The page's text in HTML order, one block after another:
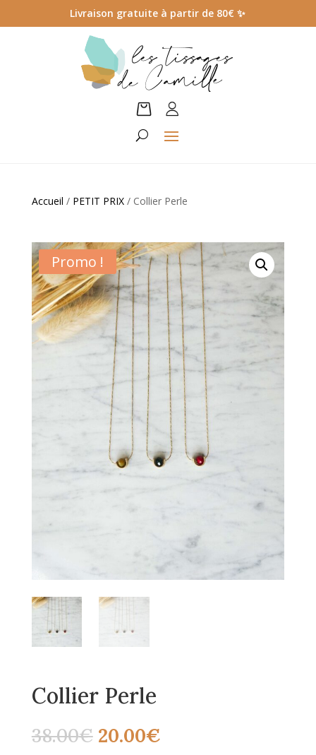
Livraison gratuite à partir de 80€✨
Accueil / PETIT PRIX/ Collier Perle
Promo !
Collier Perle
38.00€ Le
20.00€Le